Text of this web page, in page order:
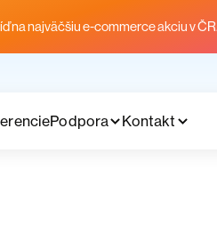
na najväčšiu e-commerce akciu v
Podpora Kontakt